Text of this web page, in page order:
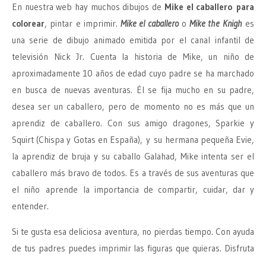
En nuestra web hay muchos dibujos de Mike el caballero para
colorear, pintar e imprimir.Mike el caballerooMike the Knighes
una serie de dibujo animado emitida por el canal infantil de
televisión Nick Jr. Cuenta la historia de Mike, un niño de
aproximadamente 10 años de edad cuyo padre se ha marchado
en busca de nuevas aventuras. Él se fija mucho en su padre,
desea ser un caballero, pero de momento no es más que un
aprendiz de caballero. Con sus amigo dragones, Sparkie y
Squirt (Chispa y Gotas en España), y su hermana pequeña Evie,
la aprendiz de bruja y su caballo Galahad, Mike intenta ser el
caballero más bravo de todos. Es a través de sus aventuras que
el niño aprende la importancia de compartir, cuidar, dar y
entender.
Si te gusta esa deliciosa aventura, no pierdas tiempo. Con ayuda
de tus padres puedes imprimir las figuras que quieras. Disfruta